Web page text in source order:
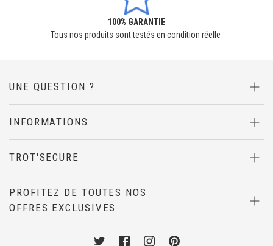
100% GARANTIE
Tous nos produits sont testés en condition réelle
UNE QUESTION ?
INFORMATIONS
TROT'SECURE
PROFITEZ DE TOUTES NOS
OFFRES EXCLUSIVES